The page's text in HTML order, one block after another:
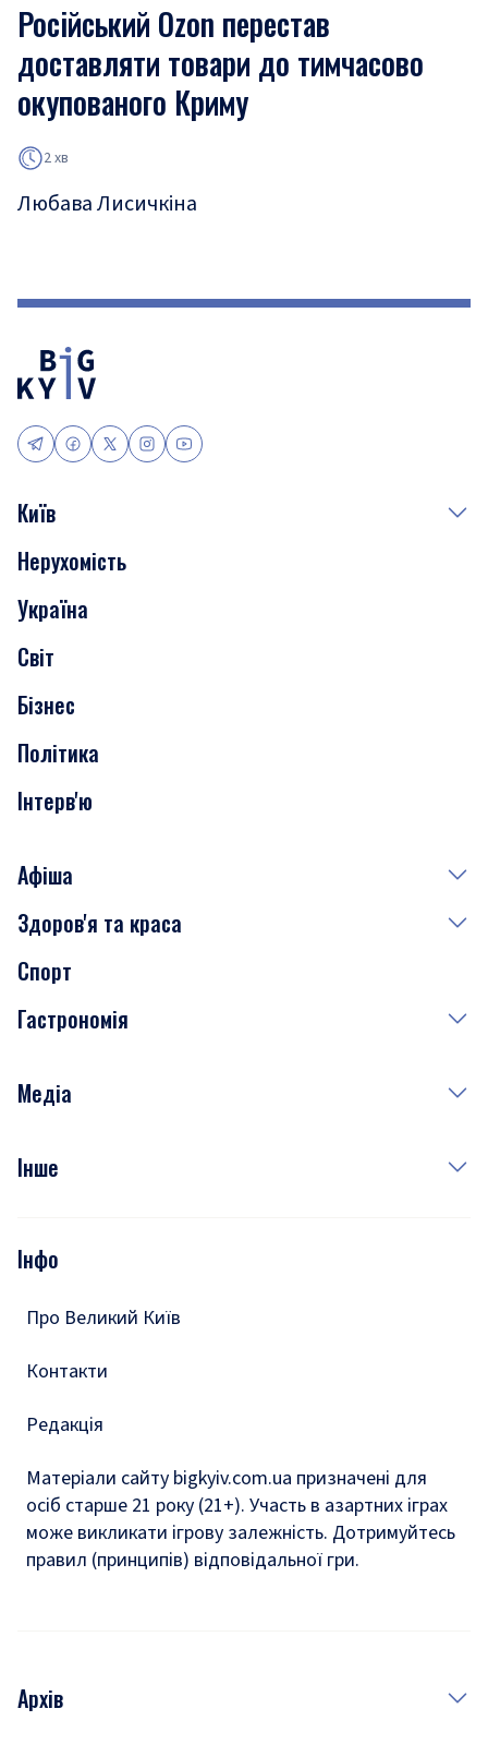
Російський Ozon перестав
доставляти товари до тимчасово
окупованого Криму
2 хв
Любава Лисичкіна
Київ
Події
Скандали
Нерухомість
Транспорт
Нерухомість
Україна
Світ
Бізнес
Політика
Інтерв'ю
Афіша
Сьогодні
Завтра
Субота
Здоров'я та краса
Медицина
Краса
Спорт
Гастрономія
Рецепти
Медіа
Фото
Подкасти
Інше
Тести
Інфо
Про Великий Київ
Контакти
Редакція
Матеріали сайту bigkyiv.com.ua призначені для
осіб старше 21 року (21+). Участь в азартних іграх
може викликати ігрову залежність. Дотримуйтесь
правил (принципів) відповідальної гри.
Архів